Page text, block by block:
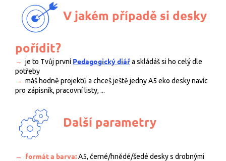
V jakém případě si desky
pořídit?
→ je to Tvůj první Pedagogický diářa skládáš si ho celý dle
potřeby
→ máš hodně projektů a chceš ještě jedny A5 eko desky navíc
pro zápisník, pracovní listy, ...
Další parametry
→ formát a barva:A5, černé/hnědé/šedé desky s drobnými